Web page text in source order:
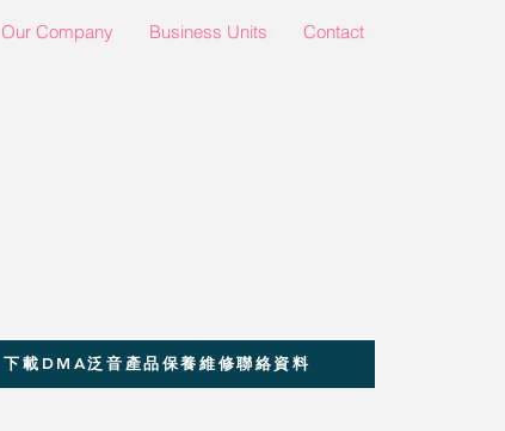
Our Company Business Units Contact
下載DMA泛音產品保養維修聯絡資料